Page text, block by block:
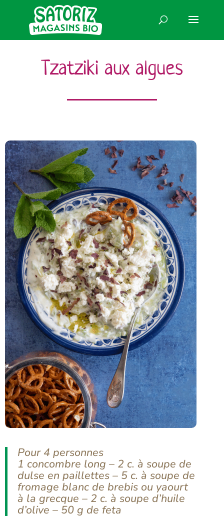
Tzatziki aux algues
Pour 4 personnes
1 concombre long – 2 c. à soupe de
dulse en paillettes – 5 c. à soupe de
fromage blanc de brebis ou yaourt
à la grecque – 2 c. à soupe d’huile
d’olive – 50 g de feta